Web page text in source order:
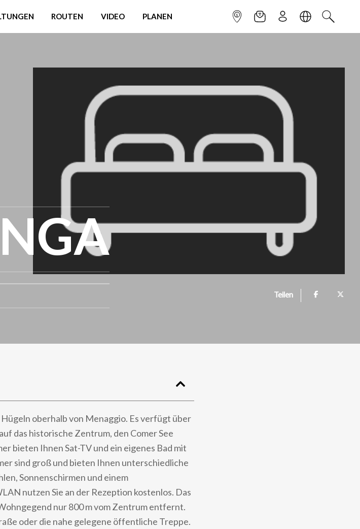
ROUTEN VIDEO PLANEN INFOPUNKTNEWSLETTER
ANMELDENSPRACHESUCHEN
Teilen
oberhalb von Menaggio. Es verfügt über
das historische Zentrum, den Comer See
bieten Ihnen Sat-TV und ein eigenes Bad mit
sind groß und bieten Ihnen unterschiedliche
Sonnenschirmen und einem
nutzen Sie an der Rezeption kostenlos. Das
nur 800 m vom Zentrum entfernt.
oder die nahe gelegene öffentliche Treppe.